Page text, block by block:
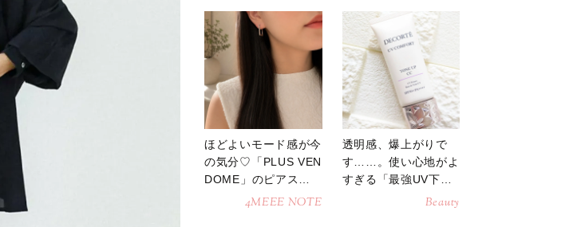
ほどよいモード感が今
の気分♡「PLUS VEN
DOME」のピアスが
4MEEE NOTE
透明感、爆上がりで
す……。使い心地がよ
すぎる「最強UV下
Beauty